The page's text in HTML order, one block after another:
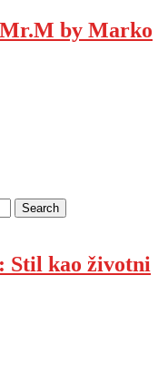
Mr.M by Marko
Stil kao životni